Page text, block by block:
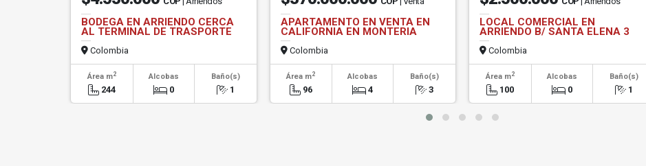
BODEGA EN ARRIENDO CERCA
AL TERMINAL DE TRASPORTE
Colombia
Área m2
244
Alcobas
0
Baño(s)
1
APARTAMENTO EN VENTA EN
CALIFORNIA EN MONTERIA
Colombia
Área m2
96
Alcobas
4
Baño(s)
3
LOCAL COMERCIAL EN
ARRIENDO B/ SANTA ELENA 3
Colombia
Área m2
100
Alcobas
0
Baño(s)
1